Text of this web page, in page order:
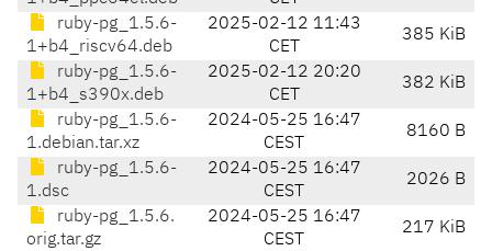
ruby-pg_1.5.6-
1+b4_riscv64.deb
2025-02-12 11:43
CET
385 KiB
ruby-pg_1.5.6-
1+b4_s390x.deb
2025-02-12 20:20
CET
382 KiB
ruby-pg_1.5.6-
1.debian.tar.xz
2024-05-25 16:47
CEST
8160 B
ruby-pg_1.5.6-
1.dsc
2024-05-25 16:47
CEST
2026 B
ruby-pg_1.5.6.
orig.tar.gz
2024-05-25 16:47
CEST
217 KiB